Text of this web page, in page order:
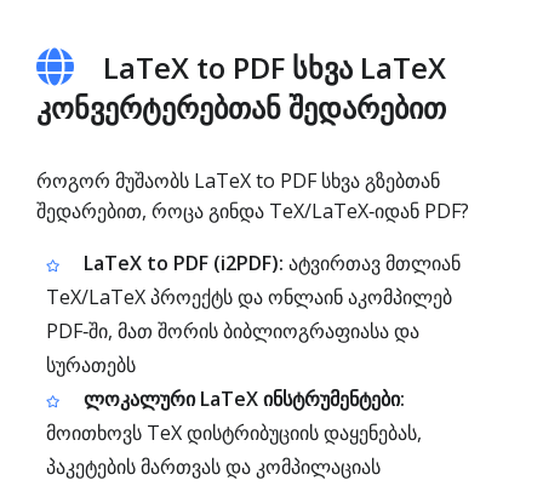
LaTeX to PDF სხვა LaTeX
კონვერტერებთან შედარებით
როგორ მუშაობს LaTeX to PDF სხვა გზებთან
შედარებით, როცა გინდა TeX/LaTeX‑იდან PDF?
LaTeX to PDF (i2PDF): ატვირთავ მთლიან
TeX/LaTeX პროექტს და ონლაინ აკომპილებ
PDF‑ში, მათ შორის ბიბლიოგრაფიასა და
სურათებს
ლოკალური LaTeX ინსტრუმენტები:
მოითხოვს TeX დისტრიბუციის დაყენებას,
პაკეტების მართვას და კომპილაციას